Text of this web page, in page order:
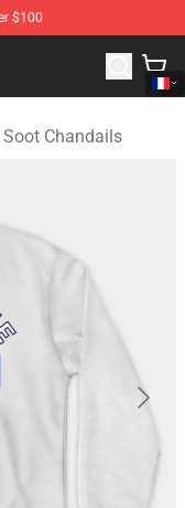
$100
Soot Merchandise
Chandails